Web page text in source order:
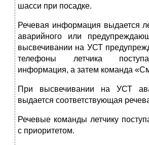
шасси при посадке.
Речевая информация выдается
аварийного или
высвечивании на УСТ
телефоны летчика
информация, а затем команда
При высвечивании на УСТ
выдается соответствующая
Речевые команды летчику
с приоритетом.